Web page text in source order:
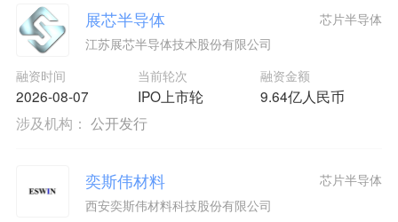
展芯半导体
江苏展芯半导体技术股份有限公司
融资时间
2026-08-07
当前轮次
IPO上市轮
融资金额
9.64亿人民币
芯片半导体
涉及机构： 公开发行
奕斯伟材料
西安奕斯伟材料科技股份有限公司
芯片半导体